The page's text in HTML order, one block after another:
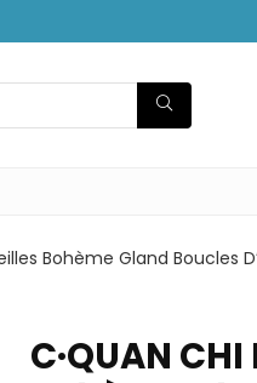
Bohème Gland
C·QUAN